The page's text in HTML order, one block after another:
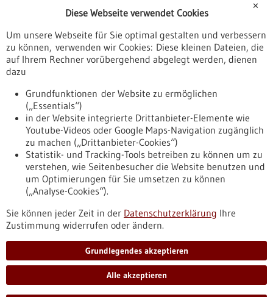
Veranstaltungen
Erscheinungsdatum
Nach oben
Informiert bleiben
Newsletter abonnieren
✕
Diese Webseite verwendet Cookies
Um unsere Webseite für Sie optimal gestalten und verbessern
zu können, verwenden wir Cookies: Diese kleinen Dateien, die
auf Ihrem Rechner vorübergehend abgelegt werden, dienen
dazu
Grundfunktionen der Website zu ermöglichen
(„Essentials“)
in der Website integrierte Drittanbieter-Elemente wie
Youtube-Videos oder Google Maps-Navigation zugänglich
zu machen („Drittanbieter-Cookies“)
Statistik- und Tracking-Tools betreiben zu können um zu
verstehen, wie Seitenbesucher die Website benutzen und
um Optimierungen für Sie umsetzen zu können
(„Analyse-Cookies“).
Sie können jeder Zeit in der Datenschutzerklärung Ihre
Zustimmung widerrufen oder ändern.
Grundlegendes akzeptieren
Alle akzeptieren